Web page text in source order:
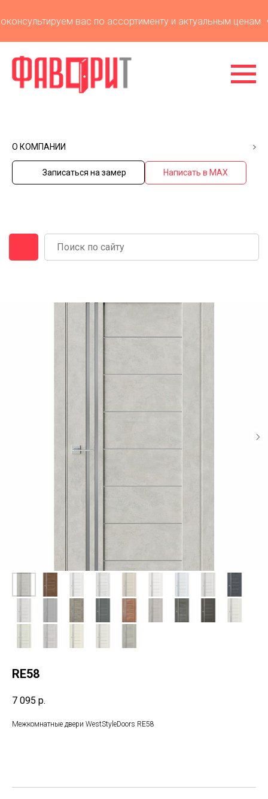
вас по ассортименту и актуальным ценам
О КОМПАНИИ
Записаться на замер Написать в MAX
RE58
7 095 р.
Межкомнатные двери WestStyleDoors RE58